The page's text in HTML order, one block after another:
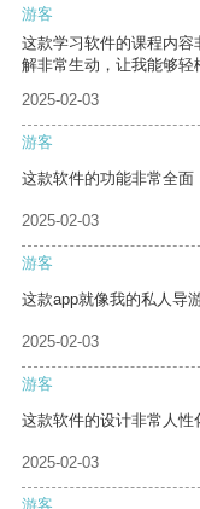
游客
这款学习软件的课程内
解非常生动，让我能够轻
2025-02-03
游客
这款软件的功能非常全面
2025-02-03
游客
这款app就像我的私人导
2025-02-03
游客
这款软件的设计非常人性
2025-02-03
游客